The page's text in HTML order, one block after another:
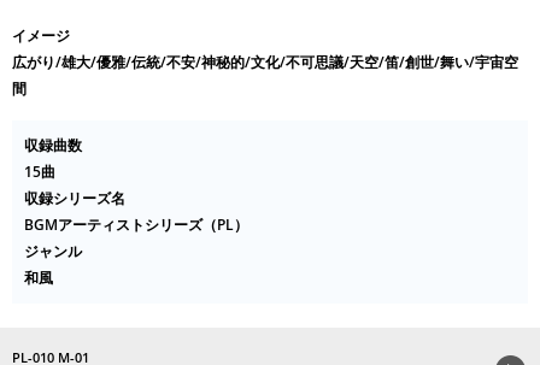
イメージ
広がり/雄大/優雅/伝統/不安/神秘的/文化/不可思議/天空/笛/創世/舞い/宇宙空
間
収録曲数
15曲
収録シリーズ名
BGMアーティストシリーズ（PL）
ジャンル
和風
PL-010 M-01